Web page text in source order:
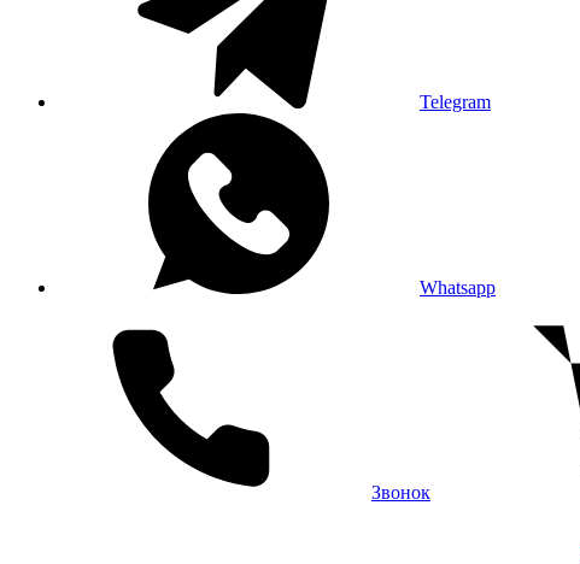
Telegram
Whatsapp
Звонок